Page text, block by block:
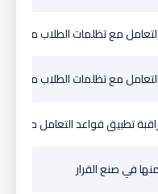
مع تظلمات الطلاب من
مع تظلمات الطلاب من
تطبيق قواعد التعامل مع
في صنع القرار